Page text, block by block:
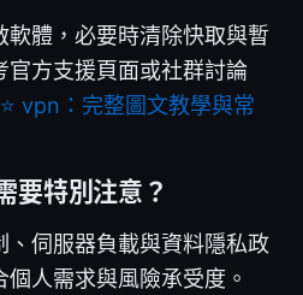
軟體，必要時清除快取與暫
官方支援頁面或社群討論
vpn：完整圖文教學與常
要特別注意？
、伺服器負載與資料隱私政
人需求與風險承受度。